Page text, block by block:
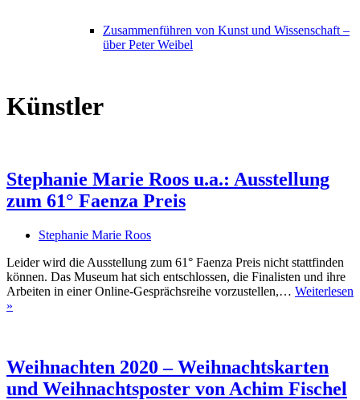
Zusammenführen von Kunst und Wissenschaft –
über Peter Weibel
Künstler
Stephanie Marie Roos u.a.: Ausstellung
zum 61° Faenza Preis
Stephanie Marie Roos
Leider wird die Ausstellung zum 61° Faenza Preis nicht stattfinden
können. Das Museum hat sich entschlossen, die Finalisten und ihre
Arbeiten in einer Online-Gesprächsreihe vorzustellen,… Weiterlesen
»
Ausstellung
zum
61°
Weihnachten 2020 – Weihnachtskarten
und Weihnachtsposter von Achim Fischel